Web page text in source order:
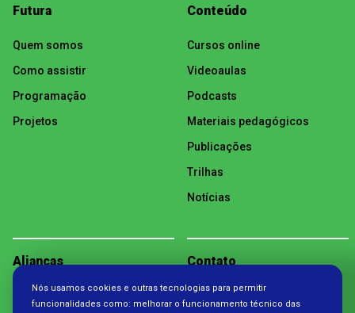
Futura
Quem somos
Como assistir
Programação
Projetos
Conteúdo
Cursos online
Videoaulas
Podcasts
Materiais pedagógicos
Publicações
Trilhas
Notícias
Alianças Contato
Política de Privacidade
Nós usamos cookies e outras tecnologias para permitir
funcionalidades como: melhorar o funcionamento técnico das